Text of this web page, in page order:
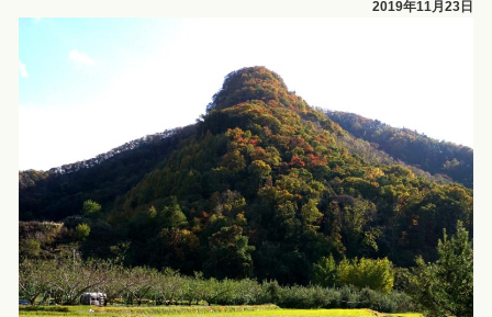
2019年11月23日